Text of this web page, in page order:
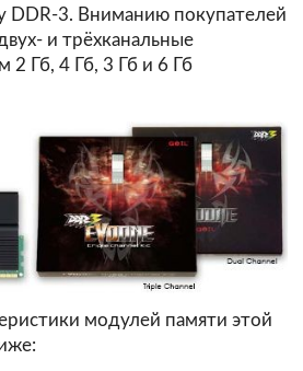
DDR-3. Вниманию покупателей
и трёхканальные
Гб, 4 Гб, 3 Гб и 6 Гб
модулей памяти этой